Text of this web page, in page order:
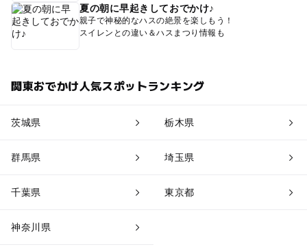
夏の朝に早起きしておでかけ♪
親子で神秘的なハスの絶景を楽しもう！
スイレンとの違い＆ハスまつり情報も
関東おでかけ人気スポットランキング
茨城県 栃木県
群馬県 埼玉県
千葉県 東京都
神奈川県